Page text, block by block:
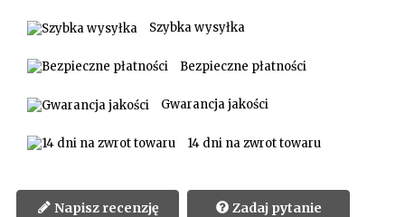
Szybka wysyłka
Bezpieczne płatności
Gwarancja jakości
14 dni na zwrot towaru
Napisz recenzję Zadaj pytanie